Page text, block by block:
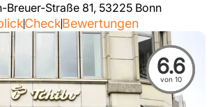
Straße 81, 53225 Bonn
CheckBewertungen
6.6
von 10